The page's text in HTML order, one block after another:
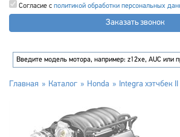
Согласие с политикой обработки персональных
Заказать звонок
Главная Каталог Honda Integra хэтчбек II